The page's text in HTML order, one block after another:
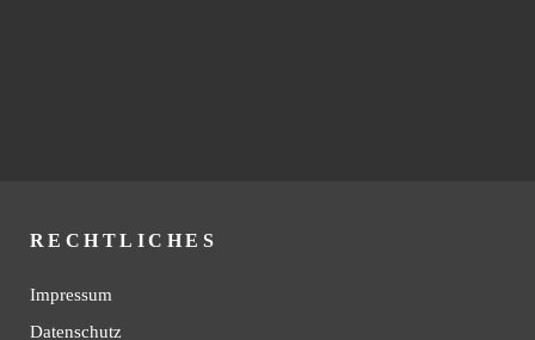
RECHTLICHES
Impressum
Datenschutz